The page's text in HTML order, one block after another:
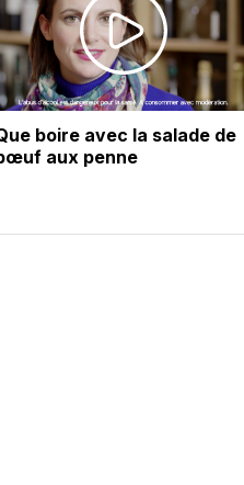
boire avec la salade de
aux penne